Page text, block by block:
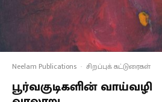
Neelam Publications · சிறப்புக் கட்டுரைகள்
பூர்வகுடிகளின் வாய்வழி